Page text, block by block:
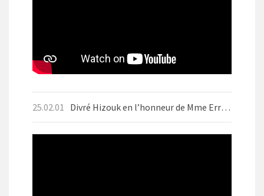
25.02.01 Divré Hizouk en l’honneur de Mme Errera ז״ל Motsaei Chabbat BO 1er Fevrier 2025